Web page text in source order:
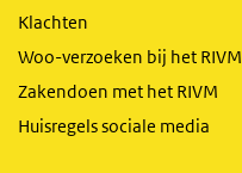
Klachten
Woo-verzoeken bij het RIVM
Zakendoen met het RIVM
Huisregels sociale media